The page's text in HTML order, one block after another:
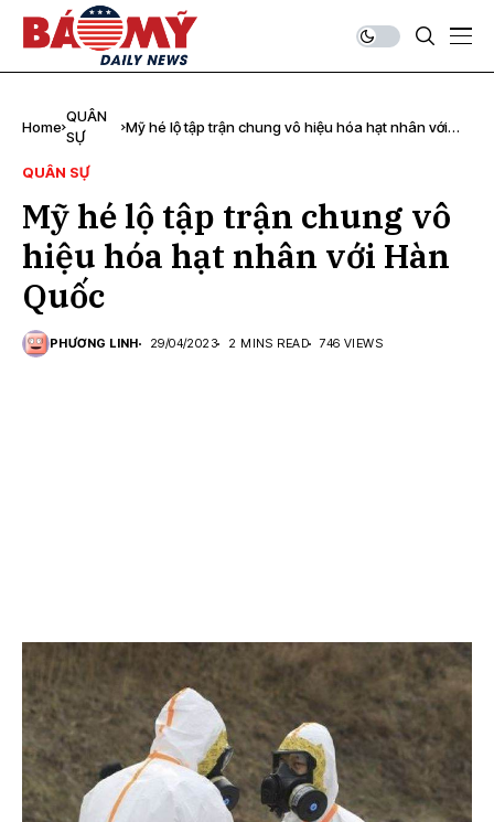
Home
QUÂN
SỰ
Mỹ hé lộ tập trận chung vô hiệu hóa hạt nhân với
QUÂN SỰ
Mỹ hé lộ tập trận chung vô
hiệu hóa hạt nhân với Hàn
Quốc
PHƯƠNG LINH 29/04/2023 2 MINS READ 746 VIEWS